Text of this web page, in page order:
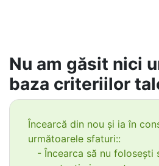
Nu am găsit nici
baza criteriilor
Încearcă din nou și ia în
următoarele sfaturi::
- Încearca să nu folosești